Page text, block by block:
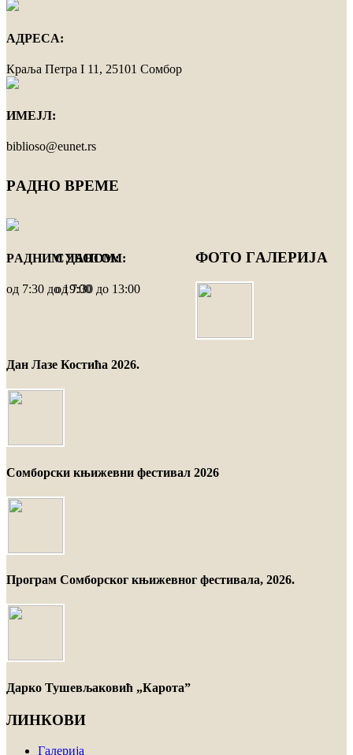
AДРEСA:
Краља Петра I 11, 25101 Сомбор
ИМEЈЛ:
biblioso@eunet.rs
РAДНO ВРЕМЕ
РAДНИМ ДАНОМ:
oд 7:30 до 19:00
СУБОТОМ:
oд 7:30 до 13:00
ФOTO ГAЛЕРИЈA
Дан Лазе Костића 2026.
Сомборски књижевни фестивал 2026
Програм Сомборског књижевног фестивала, 2026.
Дарко Тушевљаковић „Карота”
ЛИНКОВИ
Галерија